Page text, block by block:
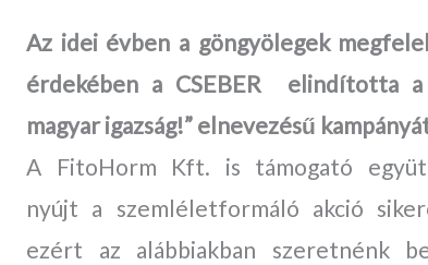
Az idei évben a göngyölegek
érdekében a CSEBER elindította a
magyar igazság!” elnevezésű
A FitoHorm Kft. is támogató
nyújt a szemléletformáló akció
ezért az alábbiakban szeretnénk